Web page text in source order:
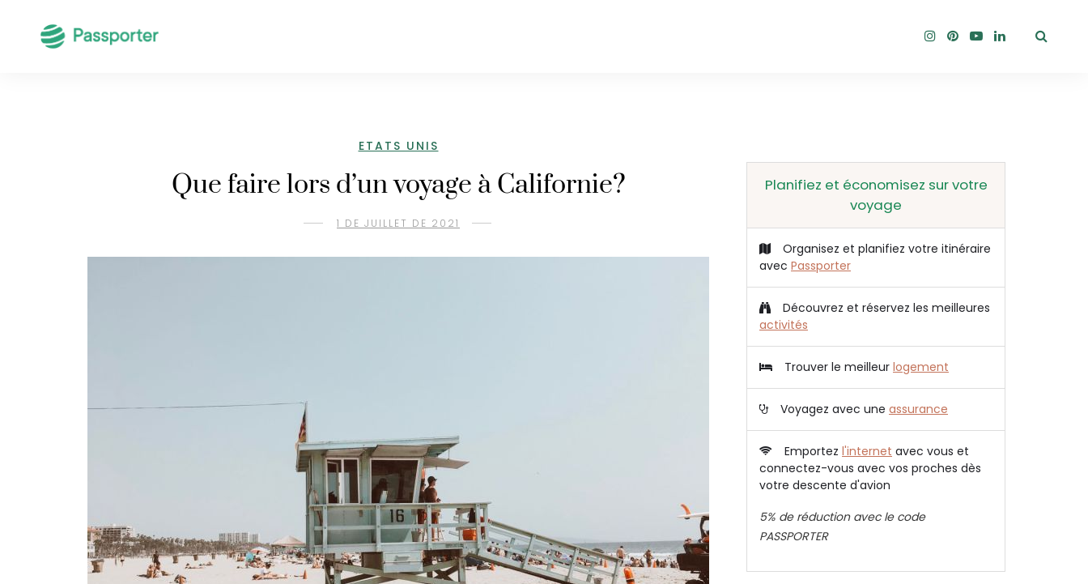
ETATS UNIS
Que faire lors d’un voyage à Californie?
1 DE JUILLET DE 2021
Planifiez et économisez sur votre
voyage
Organisez et planifiez votre itinéraire
avec Passporter
Découvrez et réservez les meilleures
activités
Trouver le meilleur logement
Voyagez avec une assurance
Emportez l'internet avec vous et
connectez-vous avec vos proches dès
votre descente d'avion
5% de réduction avec le code
PASSPORTER